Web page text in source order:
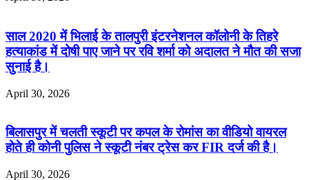
साल 2020 में भिलाई के तालपुरी इंटरनेशनल कॉलोनी के तिहरे
हत्याकांड में दोषी पाए जाने पर रवि शर्मा को अदालत ने मौत की सजा
सुनाई है।
April 30, 2026
बिलासपुर में चलती स्कूटी पर कपल के रोमांस का वीडियो वायरल
होते ही कोनी पुलिस ने स्कूटी नंबर ट्रेस कर FIR दर्ज की है।
April 30, 2026